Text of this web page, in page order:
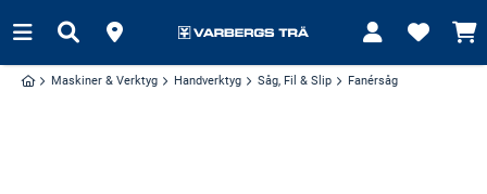
Maskiner & Verktyg Handverktyg Såg, Fil & Slip Fanérsåg